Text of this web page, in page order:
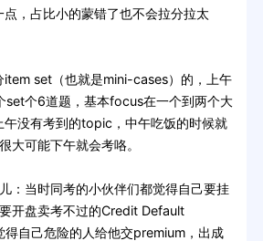
，占比小的蒙错了也不会拉分拉太
set（也就是mini-cases）的，上午
set个6道题，基本focus在一个到两个大
没有考到的topic，中午吃饭的时候就
大可能下午就会考咯。
当时同考的小伙伴们都觉得自己要挂
开盘卖考不过的Credit Default
自己危险的人给他交premium，出成